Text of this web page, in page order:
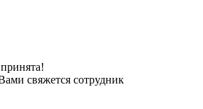
свяжется сотрудник